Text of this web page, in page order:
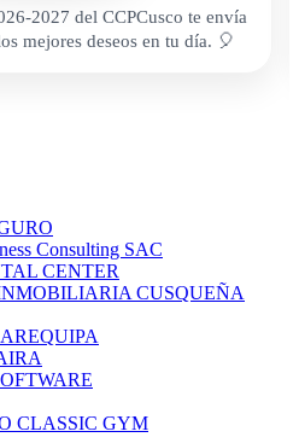
2027 del CCPCusco te envía
mejores deseos en tu día. 🎈